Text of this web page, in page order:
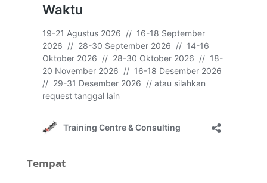
Tempat